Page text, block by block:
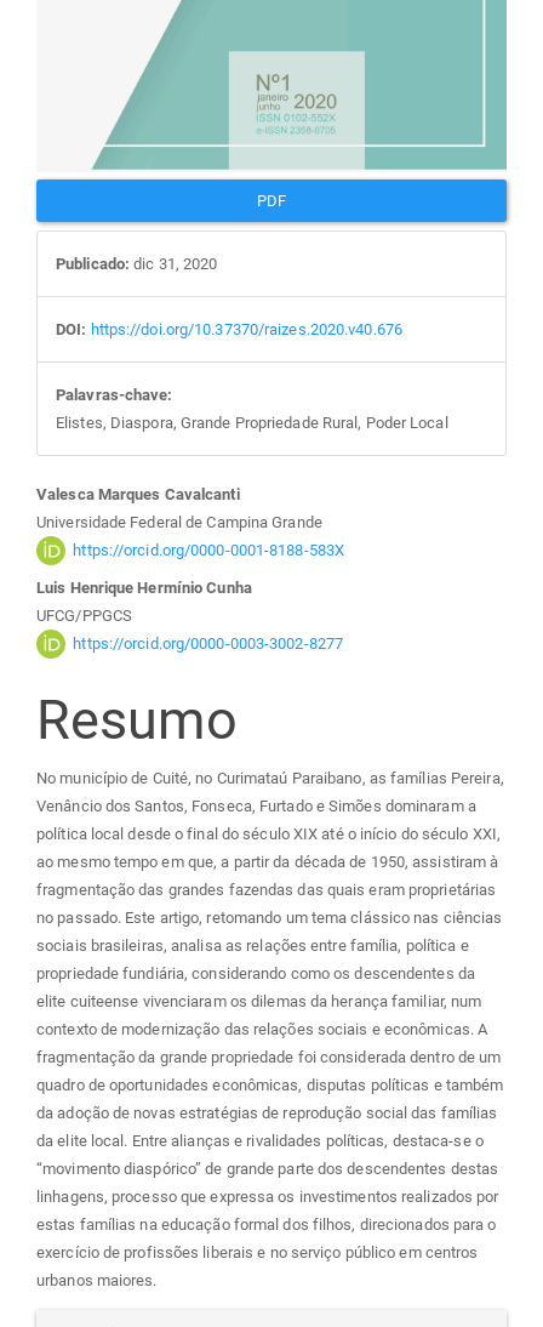
PDF
Publicado: dic 31, 2020
DOI: https://doi.org/10.37370/raizes.2020.v40.676
Palavras-chave:
Elistes, Diaspora, Grande Propriedade Rural, Poder Local
Conteúdo
do
artigo
principal
Valesca Marques Cavalcanti
Universidade Federal de Campina Grande
https://orcid.org/0000-0001-8188-583X
Luis Henrique Hermínio Cunha
UFCG/PPGCS
https://orcid.org/0000-0003-3002-8277
Resumo
No município de Cuité, no Curimataú Paraibano, as famílias Pereira,
Venâncio dos Santos, Fonseca, Furtado e Simões dominaram a
política local desde o final do século XIX até o início do século XXI,
ao mesmo tempo em que, a partir da década de 1950, assistiram à
fragmentação das grandes fazendas das quais eram proprietárias
no passado. Este artigo, retomando um tema clássico nas ciências
sociais brasileiras, analisa as relações entre família, política e
propriedade fundiária, considerando como os descendentes da
elite cuiteense vivenciaram os dilemas da herança familiar, num
contexto de modernização das relações sociais e econômicas. A
fragmentação da grande propriedade foi considerada dentro de um
quadro de oportunidades econômicas, disputas políticas e também
da adoção de novas estratégias de reprodução social das famílias
da elite local. Entre alianças e rivalidades políticas, destaca-se o
“movimento diaspórico” de grande parte dos descendentes destas
linhagens, processo que expressa os investimentos realizados por
estas famílias na educação formal dos filhos, direcionados para o
exercício de profissões liberais e no serviço público em centros
urbanos maiores.